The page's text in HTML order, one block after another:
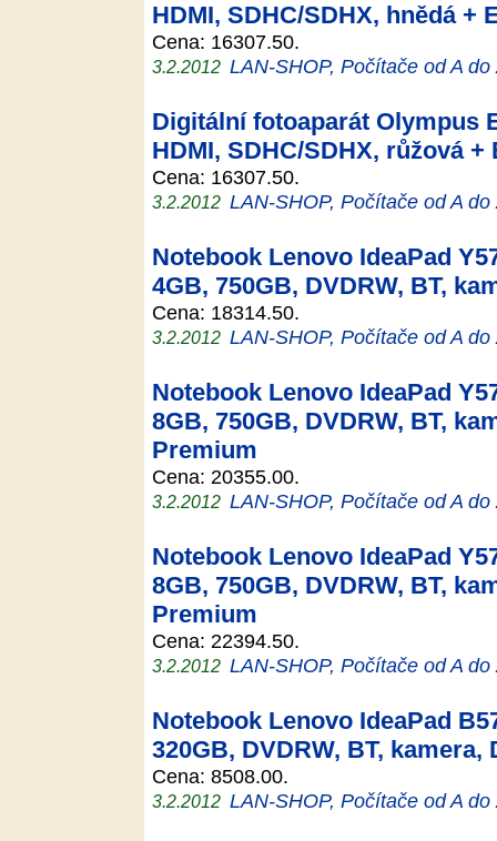
HDMI, SDHC/SDHX, hnědá +
Cena: 16307.50.
3.2.2012 LAN-SHOP, Počítače od A do
Digitální fotoaparát Olympus
HDMI, SDHC/SDHX, růžová +
Cena: 16307.50.
3.2.2012 LAN-SHOP, Počítače od A do
Notebook Lenovo IdeaPad
4GB, 750GB, DVDRW, BT,
Cena: 18314.50.
3.2.2012 LAN-SHOP, Počítače od A do
Notebook Lenovo IdeaPad
8GB, 750GB, DVDRW, BT,
Premium
Cena: 20355.00.
3.2.2012 LAN-SHOP, Počítače od A do
Notebook Lenovo IdeaPad
8GB, 750GB, DVDRW, BT,
Premium
Cena: 22394.50.
3.2.2012 LAN-SHOP, Počítače od A do
Notebook Lenovo IdeaPad
320GB, DVDRW, BT, kamera,
Cena: 8508.00.
3.2.2012 LAN-SHOP, Počítače od A do